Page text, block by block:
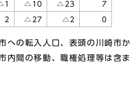
△10 △23 7
2 △27 △2 0
への転入人口、表頭の川崎市
内間の移動、職権処理等は含